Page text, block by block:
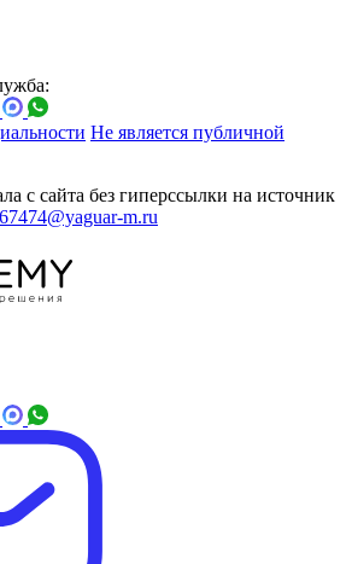
Не является публичной
с сайта без гиперссылки на источник
m.ru